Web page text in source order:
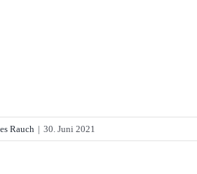
Rauch | 30. Juni 2021